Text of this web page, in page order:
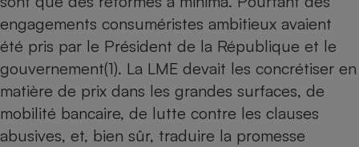
engagements consuméristes ambitieux avaient
été pris par le Président de la République et le
gouvernement(1). La LME devait les concrétiser en
matière de prix dans les grandes surfaces, de
mobilité bancaire, de lutte contre les clauses
abusives, et, bien sûr, traduire la promesse
Climatiseur -
Ventilateur
Antivirus